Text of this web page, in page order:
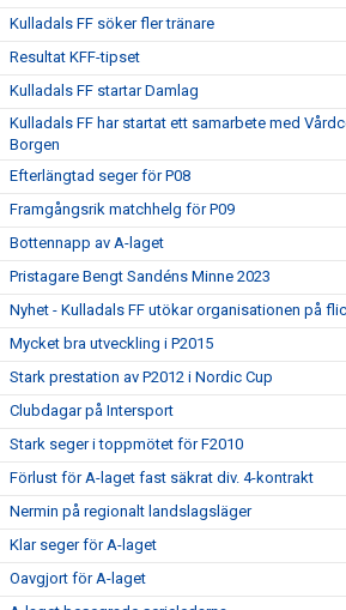
Kulladals FF söker fler tränare
Resultat KFF-tipset
Kulladals FF startar Damlag
Kulladals FF har startat ett samarbete med
Borgen
Efterlängtad seger för P08
Framgångsrik matchhelg för P09
Bottennapp av A-laget
Pristagare Bengt Sandéns Minne 2023
Nyhet - Kulladals FF utökar organisationen på
Mycket bra utveckling i P2015
Stark prestation av P2012 i Nordic Cup
Clubdagar på Intersport
Stark seger i toppmötet för F2010
Förlust för A-laget fast säkrat div. 4-kontrakt
Nermin på regionalt landslagsläger
Klar seger för A-laget
Oavgjort för A-laget